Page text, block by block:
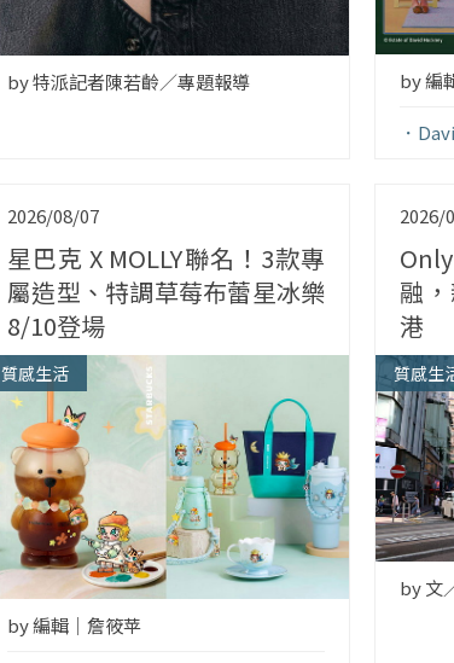
by 特派記者陳若齡／專題報導 by 編
2026/08/07
星巴克 X MOLLY聯名！3款專
屬造型、特調草莓布蕾星冰樂
8/10登場
質感生活
by 編輯｜詹筱苹
2026/
融
港
質感生
by 文